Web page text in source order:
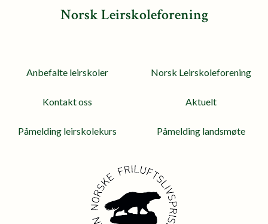
Norsk Leirskoleforening
Anbefalte leirskoler Norsk Leirskoleforening
Kontakt oss Aktuelt
Påmelding leirskolekurs Påmelding landsmøte